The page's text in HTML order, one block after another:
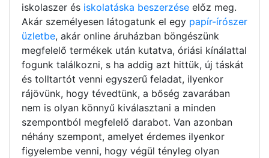
iskolaszer és iskolatáska beszerzése előz meg.
Akár személyesen látogatunk el egy papír-írószer
üzletbe, akár online áruházban böngészünk
megfelelő termékek után kutatva, óriási kínálattal
fogunk találkozni, s ha addig azt hittük, új táskát
és tolltartót venni egyszerű feladat, ilyenkor
rájövünk, hogy tévedtünk, a bőség zavarában
nem is olyan könnyű kiválasztani a minden
szempontból megfelelő darabot. Van azonban
néhány szempont, amelyet érdemes ilyenkor
figyelembe venni, hogy végül tényleg olyan